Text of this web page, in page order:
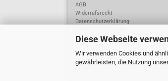
Diese Webseite
Wir verwenden Cookies und
gewährleisten, die Nutzung
AGB
Widerrufsrecht
Datenschutzerklärung